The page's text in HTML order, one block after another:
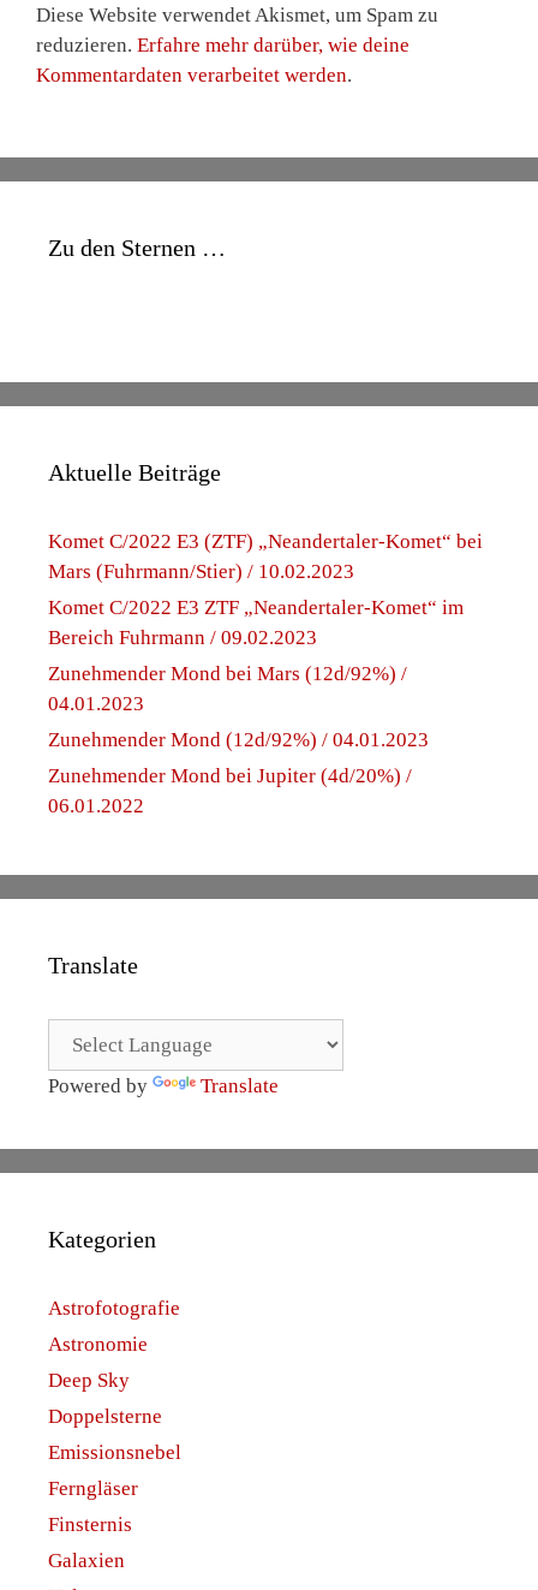
Diese Website verwendet Akismet, um Spam zu
reduzieren. Erfahre mehr darüber, wie deine
Kommentardaten verarbeitet werden.
Zu den Sternen …
Aktuelle Beiträge
Komet C/2022 E3 (ZTF) „Neandertaler-Komet“ bei
Mars (Fuhrmann/Stier) / 10.02.2023
Komet C/2022 E3 ZTF „Neandertaler-Komet“ im
Bereich Fuhrmann / 09.02.2023
Zunehmender Mond bei Mars (12d/92%) /
04.01.2023
Zunehmender Mond (12d/92%) / 04.01.2023
Zunehmender Mond bei Jupiter (4d/20%) /
06.01.2022
Translate
Powered by Translate
Kategorien
Astrofotografie
Astronomie
Deep Sky
Doppelsterne
Emissionsnebel
Ferngläser
Finsternis
Galaxien